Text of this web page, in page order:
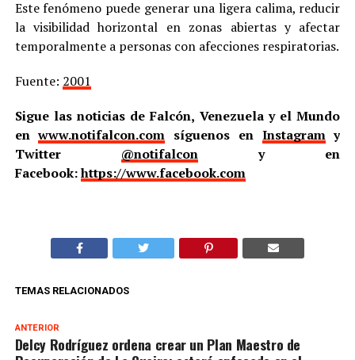
Este fenómeno puede generar una ligera calima, reducir
la visibilidad horizontal en zonas abiertas y afectar
temporalmente a personas con afecciones respiratorias.
Fuente: 2001
Sigue las noticias de Falcón, Venezuela y el Mundo
enwww.notifalcon.com síguenos en Instagramy
Twitter @notifalcony en
Facebook:https://www.facebook.com
TEMAS RELACIONADOS
ANTERIOR
Delcy Rodríguez ordena crear un Plan Maestro de